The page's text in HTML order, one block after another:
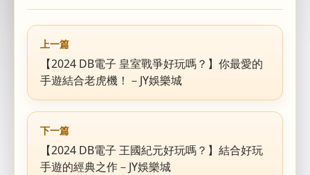
上一篇
【2024 DB電子 皇室戰爭好玩嗎？】你最愛的
手遊結合老虎機！－JY娛樂城
下一篇
【2024 DB電子 王國紀元好玩嗎？】結合好玩
手遊的經典之作－JY娛樂城